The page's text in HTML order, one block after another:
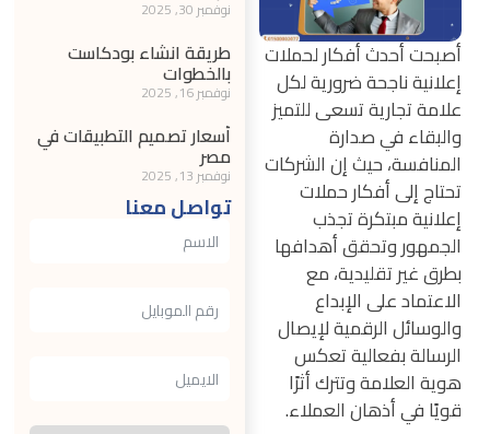
نوفمبر 30, 2025
طريقة انشاء بودكاست
بالخطوات
نوفمبر 16, 2025
أسعار تصميم التطبيقات في
مصر
نوفمبر 13, 2025
تواصل معنا
أصبحت أحدث أفكار لحملات
إعلانية ناجحة ضرورية لكل
علامة تجارية تسعى للتميز
والبقاء في صدارة
المنافسة، حيث إن الشركات
تحتاج إلى أفكار حملات
إعلانية مبتكرة تجذب
الجمهور وتحقق أهدافها
بطرق غير تقليدية، مع
الاعتماد على الإبداع
والوسائل الرقمية لإيصال
الرسالة بفعالية تعكس
هوية العلامة وتترك أثرًا
قويًا في أذهان العملاء.